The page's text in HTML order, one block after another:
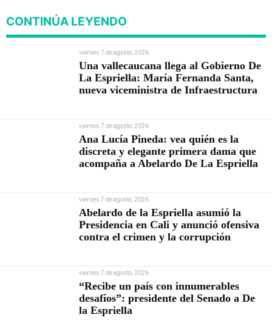
CONTINÚA LEYENDO
viernes 7 de agosto, 2026
Una vallecaucana llega al Gobierno De
La Espriella: María Fernanda Santa,
nueva viceministra de Infraestructura
viernes 7 de agosto, 2026
Ana Lucía Pineda: vea quién es la
discreta y elegante primera dama que
acompaña a Abelardo De La Espriella
viernes 7 de agosto, 2026
Abelardo de la Espriella asumió la
Presidencia en Cali y anunció ofensiva
contra el crimen y la corrupción
viernes 7 de agosto, 2026
“Recibe un país con innumerables
desafíos”: presidente del Senado a De
la Espriella